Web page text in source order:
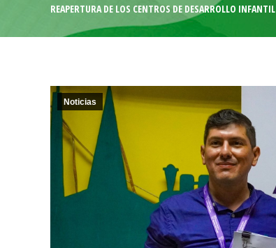
REAPERTURA DE LOS CENTROS DE DESARROLLO INFANTIL
Noticias